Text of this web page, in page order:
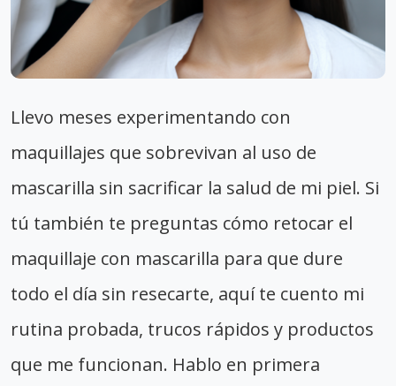
Llevo meses experimentando con
maquillajes que sobrevivan al uso de
mascarilla sin sacrificar la salud de mi piel. Si
tú también te preguntas cómo retocar el
maquillaje con mascarilla para que dure
todo el día sin resecarte, aquí te cuento mi
rutina probada, trucos rápidos y productos
que me funcionan. Hablo en primera